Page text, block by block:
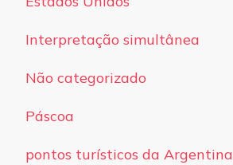
Interpretação simultânea
Não categorizado
Páscoa
pontos turísticos da Argentina